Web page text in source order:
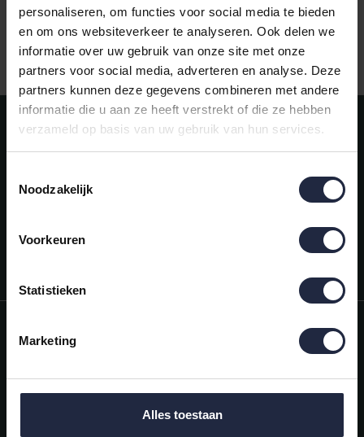
personaliseren, om functies voor social media te bieden
en om ons websiteverkeer te analyseren. Ook delen we
informatie over uw gebruik van onze site met onze
partners voor social media, adverteren en analyse. Deze
partners kunnen deze gegevens combineren met andere
informatie die u aan ze heeft verstrekt of die ze hebben
verzameld op basis van uw gebruik van hun services.
Noodzakelijk
Voorkeuren
Statistieken
Marketing
Alles toestaan
Gratis verzending vanaf €50,-
Meld je aan voor onze nieuwsbrief!
AANMELDEN
Mijn account
Categorieën